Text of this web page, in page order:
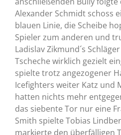
Alexander Schmidt schoss
blauen Linie, die Scheibe
Spieler zum anderen und
Ladislav Zikmund´s
Tscheche wirklich gezielt
spielte trotz angezogener
Icefighters weiter Katz und
hatten nichts mehr
das siebente Tor nur eine
Smith spielte Tobias
markierte den überfälligen